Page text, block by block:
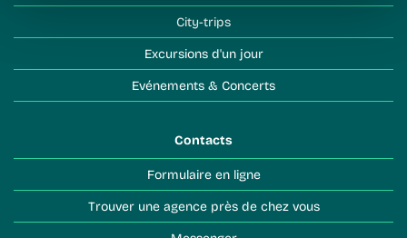
City-trips
Excursions d'un jour
Evénements & Concerts
Contacts
Formulaire en ligne
Trouver une agence près de chez vous